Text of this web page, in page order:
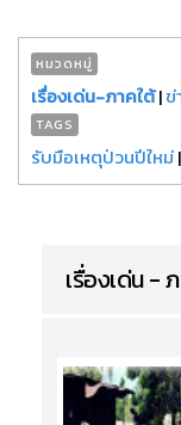
หมวดหมู่
เรื่องเด่น-ภาคใต้|
TAGS
รับมือเหตุป่วนปีใหม่|
เรื่องเด่น -